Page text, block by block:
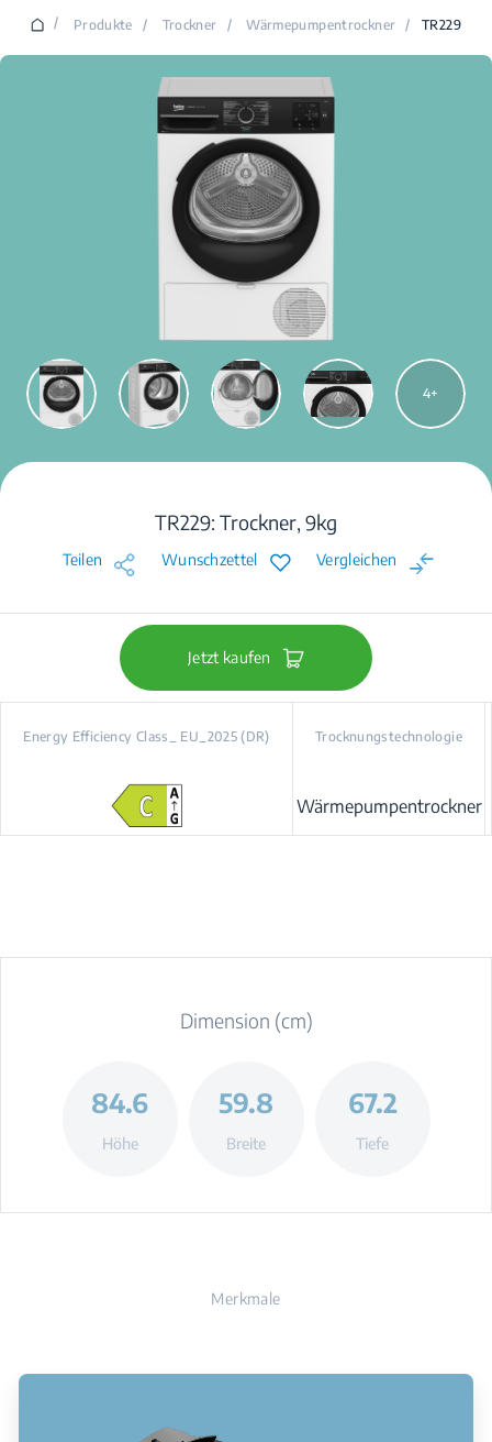
/ Produkte / Trockner / Wärmepumpentrockner / TR229
4
TR229: Trockner, 9kg
Teilen Wunschzettel Vergleichen
Jetzt kaufen
Energy Efficiency Class_ EU_2025 (DR) Trocknungstechnologie
Wärmepumpentrockner
Dimension (cm)
84.6
Höhe
59.8
Breite
67.2
Tiefe
Merkmale